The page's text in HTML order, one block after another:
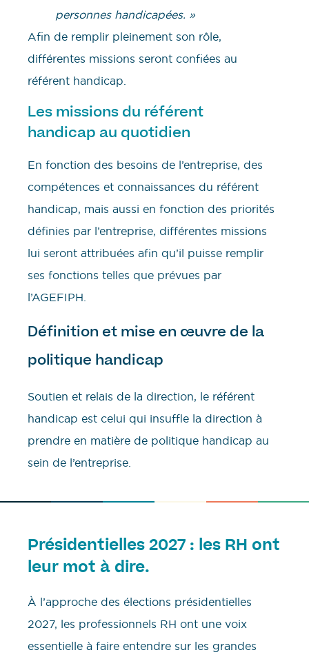
personnes handicapées. »
Afin de remplir pleinement son rôle,
différentes missions seront confiées au
référent handicap.
Les missions du référent
handicap au quotidien
En fonction des besoins de l’entreprise, des
compétences et connaissances du référent
handicap, mais aussi en fonction des priorités
définies par l’entreprise, différentes missions
lui seront attribuées afin qu’il puisse remplir
ses fonctions telles que prévues par
l’AGEFIPH.
Définition et mise en œuvre de la
politique handicap
Soutien et relais de la direction, le référent
handicap est celui qui insuffle la direction à
prendre en matière de politique handicap au
sein de l’entreprise.
Présidentielles 2027 : les RH ont
leur mot à dire.
À l’approche des élections présidentielles
2027, les professionnels RH ont une voix
essentielle à faire entendre sur les grandes